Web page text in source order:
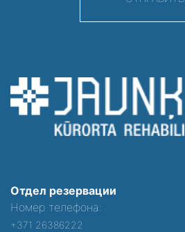
Отдел резервации
Номер телефона:
+371 26386222